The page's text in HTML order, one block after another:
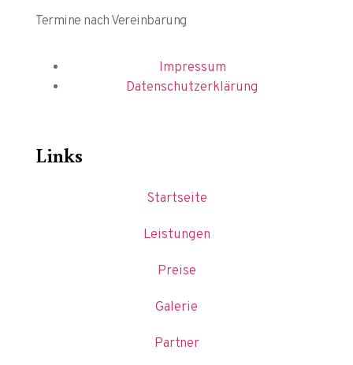
Termine nach Vereinbarung
Impressum
Datenschutzerklärung
Links
Startseite
Leistungen
Preise
Galerie
Partner